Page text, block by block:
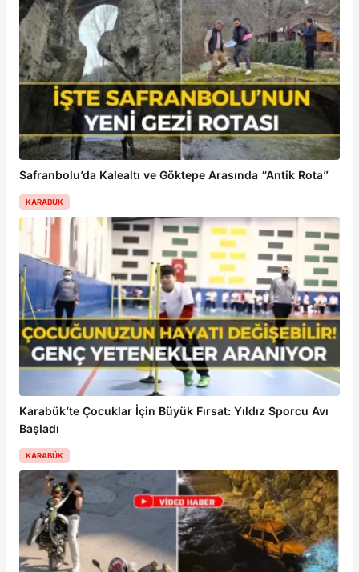
Safranbolu’da Kalealtı ve Göktepe Arasında “Antik Rota”
KARABÜK
Karabük’te Çocuklar İçin Büyük Fırsat: Yıldız Sporcu Avı
Başladı
KARABÜK